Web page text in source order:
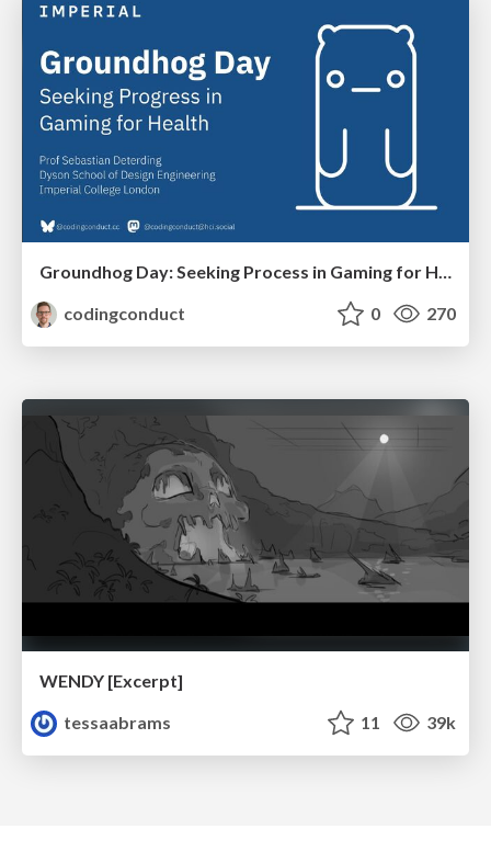
Groundhog Day: Seeking Process in Gaming for Health
codingconduct
0 270
WENDY [Excerpt]
tessaabrams
11 39k